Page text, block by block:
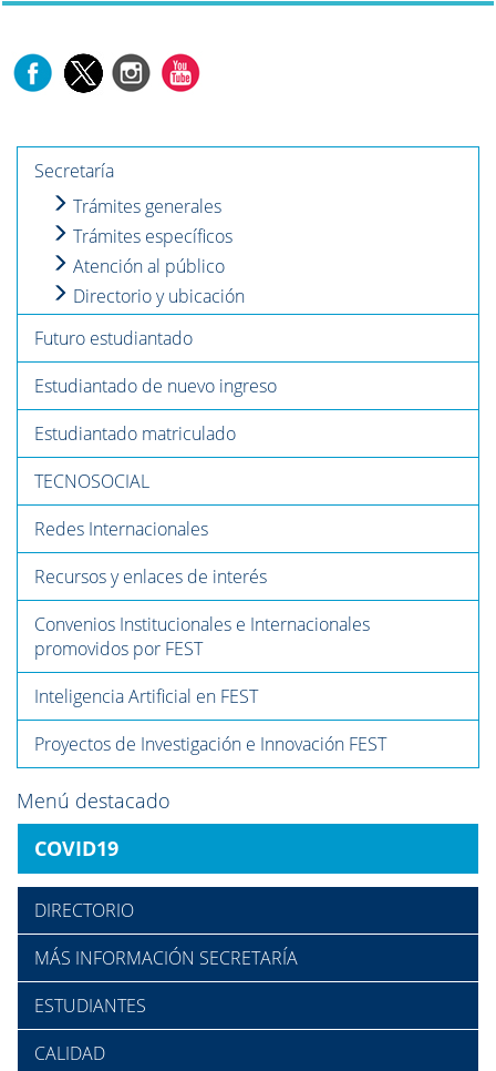
Secretaría
Trámites generales
Trámites específicos
Atención al público
Directorio y ubicación
Futuro estudiantado
Estudiantado de nuevo ingreso
Estudiantado matriculado
TECNOSOCIAL
Redes Internacionales
Recursos y enlaces de interés
Convenios Institucionales e Internacionales
promovidos por FEST
Inteligencia Artificial en FEST
Proyectos de Investigación e Innovación FEST
Menú destacado
COVID19
DIRECTORIO
MÁS INFORMACIÓN SECRETARÍA
ESTUDIANTES
CALIDAD